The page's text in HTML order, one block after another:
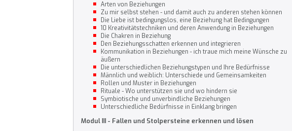
Arten von Beziehungen
Zu mir selbst stehen - und damit auch zu anderen stehen können
Die Liebe ist bedingungslos, eine Beziehung hat Bedingungen
10 Kreativitätstechniken und deren Anwendung in Beziehungen
Die Chakren in Beziehung
Den Beziehungsschatten erkennen und integrieren
Kommunikation in Beziehungen - ich traue mich meine Wünsche zu
äußern
Die unterschiedlichen Beziehungstypen und Ihre Bedürfnisse
Männlich und weiblich: Unterschiede und Gemeinsamkeiten
Rollen und Muster in Beziehungen
Rituale - Wo unterstützen sie und wo hindern sie
Symbiotische und unverbindliche Beziehungen
Unterschiedliche Bedürfnisse in Einklang bringen
Modul III - Fallen und Stolpersteine erkennen und lösen